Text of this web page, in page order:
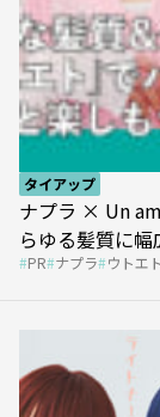
タイアップ
ナプラ × Un
らゆる髪質に
et』
PR ナプラ ウトエト